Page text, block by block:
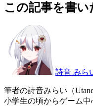
この記事を書い
詩音 みら
筆者の詩音みらい（
小学生の頃からゲーム